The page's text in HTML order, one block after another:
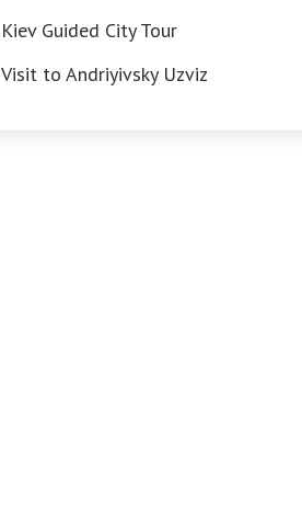
Kiev Guided City Tour
Visit to Andriyivsky Uzviz